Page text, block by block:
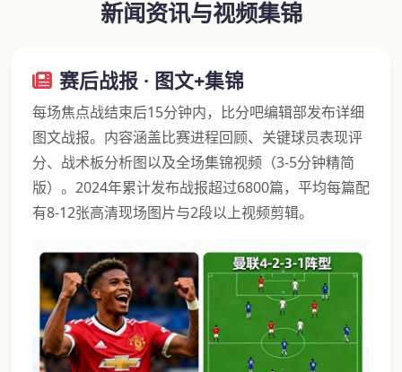
新闻资讯与视频集锦
赛后战报 · 图文+集锦
每场焦点战结束后15分钟内，比分吧编辑部发布详细
图文战报。内容涵盖比赛进程回顾、关键球员表现评
分、战术板分析图以及全场集锦视频（3-5分钟精简
版）。2024年累计发布战报超过6800篇，平均每篇配
有8-12张高清现场图片与2段以上视频剪辑。